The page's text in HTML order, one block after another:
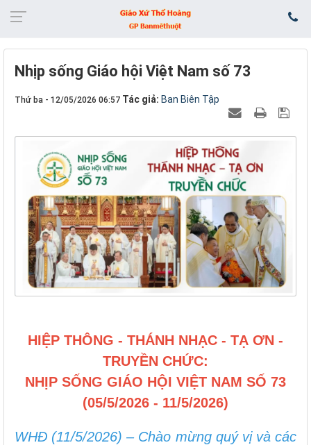
Nhịp sống Giáo hội Việt Nam số 73
Thứ ba - 12/05/2026 06:57 Tác giả: Ban Biên Tập
HIỆP THÔNG - THÁNH NHẠC - TẠ ƠN -
TRUYỀN CHỨC:
NHỊP SỐNG GIÁO HỘI VIỆT NAM SỐ 73
(05/5/2026 - 11/5/2026)
WHĐ (11/5/2026) – Chào mừng quý vị và các